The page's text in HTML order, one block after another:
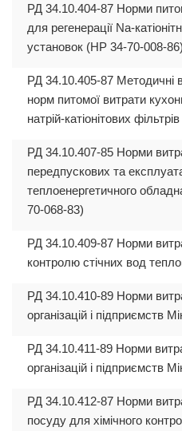
РД 34.10.404-87 Норми
для регенерації Nа-
установок (НР 34-70-008-86)
РД 34.10.405-87 Методичні
норм питомої витрати
натрій-катіонітових
РД 34.10.407-85 Норми
передпускових та
теплоенергетичного
70-068-83)
РД 34.10.409-87 Норми
контролю стічних вод
РД 34.10.410-89 Норми
організацій і підприємств
РД 34.10.411-89 Норми
організацій і підприємств
РД 34.10.412-87 Норми
посуду для хімічного